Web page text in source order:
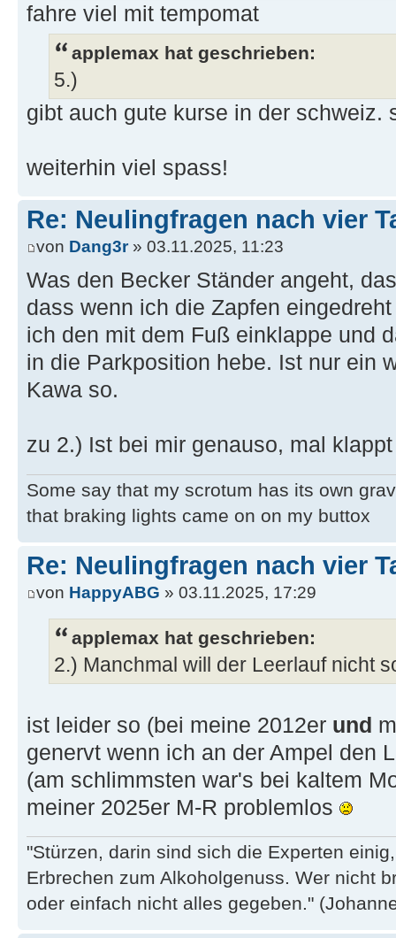
fahre viel mit tempomat
applemax hat geschrieben:
5.)
gibt auch gute kurse in der schweiz.
weiterhin viel spass!
Re: Neulingfragen nach vier
von Dang3r» 03.11.2025, 11:23
Was den Becker Ständer angeht,
dass wenn ich die Zapfen
ich den mit dem Fuß einklappe und
in die Parkposition hebe. Ist nur ein
Kawa so.
zu 2.) Ist bei mir genauso, mal
Some say that my scrotum has its own
that braking lights came on on my buttox
Re: Neulingfragen nach vier
von HappyABG » 03.11.2025, 17:29
applemax hat geschrieben:
2.) Manchmal will der Leerlauf nicht
ist leider so (bei meine 2012er und
genervt wenn ich an der Ampel den
(am schlimmsten war's bei kaltem
meiner 2025er M-R problemlos
"Stürzen, darin sind sich die Experten
Erbrechen zum Alkoholgenuss. Wer nicht
oder einfach nicht alles gegeben."